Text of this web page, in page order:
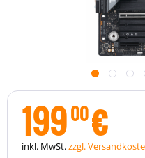
19900€
inkl. MwSt.zzgl.